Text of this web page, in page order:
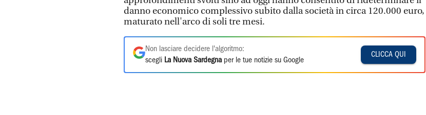
danno economico complessivo subito dalla società in circa 120.000 euro,
maturato nell'arco di soli tre mesi.
Non lasciare decidere l'algoritmo:
scegli La Nuova Sardegna per le tue notizie su Google
CLICCA QUI